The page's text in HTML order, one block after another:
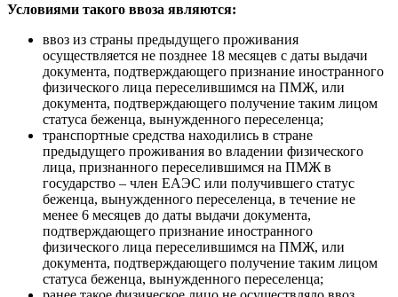
Условиями такого ввоза являются:
ввоз из страны предыдущего проживания
осуществляется не позднее 18 месяцев с даты выдачи
документа, подтверждающего признание иностранного
физического лица переселившимся на ПМЖ, или
документа, подтверждающего получение таким лицом
статуса беженца, вынужденного переселенца;
транспортные средства находились в стране
предыдущего проживания во владении физического
лица, признанного переселившимся на ПМЖ в
государство – член ЕАЭС или получившего статус
беженца, вынужденного переселенца, в течение не
менее 6 месяцев до даты выдачи документа,
подтверждающего признание иностранного
физического лица переселившимся на ПМЖ, или
документа, подтверждающего получение таким лицом
статуса беженца, вынужденного переселенца;